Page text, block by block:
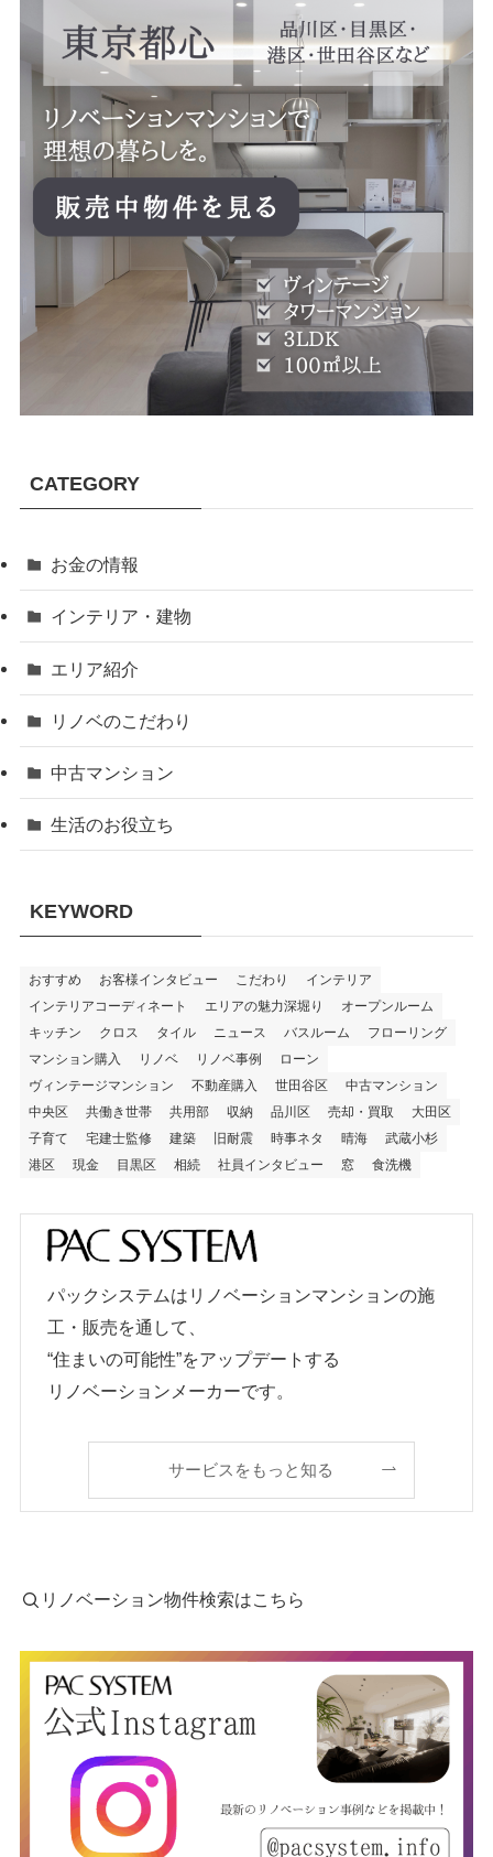
CATEGORY
お金の情報
インテリア・建物
エリア紹介
リノベのこだわり
中古マンション
生活のお役立ち
KEYWORD
おすすめ お客様インタビュー こだわり
インテリア
インテリアコーディネート
エリアの魅力深堀り
オープンルーム
キッチン
クロス タイル ニュース バスルーム
フローリング
マンション購入
リノベ リノベ事例
ローン
ヴィンテージマンション
不動産購入 世田谷区
中古マンション
中央区
共働き世帯 共用部 収納 品川区 売却・買取
大田区
子育て
宅建士監修 建築 旧耐震 時事ネタ 晴海
武蔵小杉
港区
現金 目黒区 相続 社員インタビュー 窓 食洗機
パックシステムはリノベーションマンションの施
工・販売を通して、
“住まいの可能性”をアップデートする
リノベーションメーカーです。
サービスをもっと知る
リノベーション物件検索はこちら